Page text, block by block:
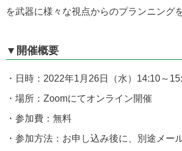
を武器に様々な視点からのプランニング
▼開催概要
・日時：2022年1月26日（水）14:10～
・場所：Zoomにてオンライン開催
・参加費：無料
・参加方法：お申し込み後に、別途メー